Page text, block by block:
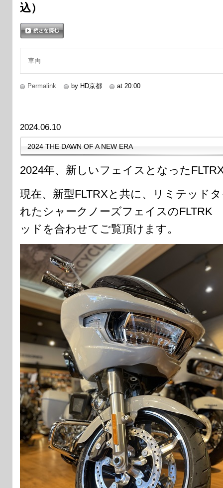
込）
車両
Permalink by HD京都 at 20:00
2024.06.10
2024 THE DAWN OF A NEW ERA
2024年、新しいフェイスとなった
現在、新型FLTRXと共に、リミテッド
れたシャークノーズフェイスの
ッドを合わせてご覧頂けます。